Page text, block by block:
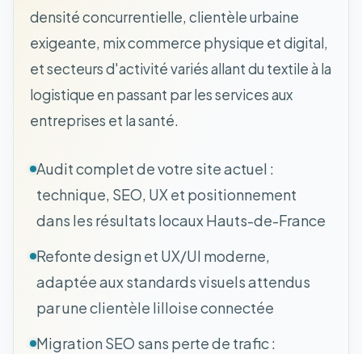
densité concurrentielle, clientèle urbaine
exigeante, mix commerce physique et digital,
et secteurs d'activité variés allant du textile à la
logistique en passant par les services aux
entreprises et la santé.
Audit complet de votre site actuel :
technique, SEO, UX et positionnement
dans les résultats locaux Hauts-de-France
Refonte design et UX/UI moderne,
adaptée aux standards visuels attendus
par une clientèle lilloise connectée
Migration SEO sans perte de trafic :